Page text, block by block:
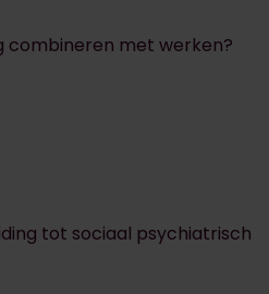
combineren met werken?
tot sociaal psychiatrisch